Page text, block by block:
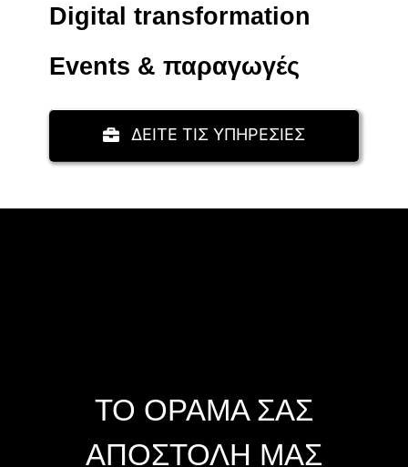
Digital transformation
Events & παραγωγές
ΔΕΙΤΕ ΤΙΣ ΥΠΗΡΕΣΙΕΣ
ΤΟ ΟΡΑΜΑ ΣΑΣ
ΑΠΟΣΤΟΛΗ ΜΑΣ